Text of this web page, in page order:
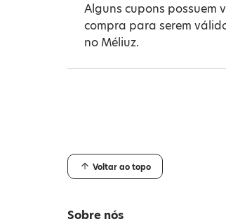
Alguns cupons possuem
compra para serem
no Méliuz.
Voltar ao topo
Sobre nós